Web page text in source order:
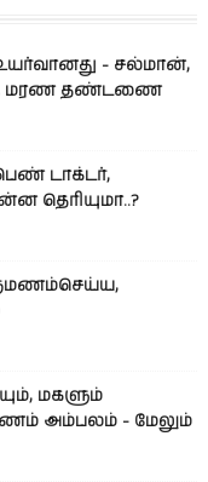
- சல்மான்,
மரண தண்டணை
டாக்டர்,
தெரியுமா..?
மகளும்
அம்பலம் - மேலும்